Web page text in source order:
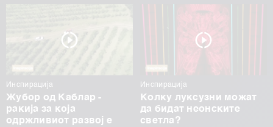
Инспирација
Жубор од Каблар -
ракија за која
одржливиот развој е
Инспирација
Колку луксузни можат
да бидат неонските
светла?